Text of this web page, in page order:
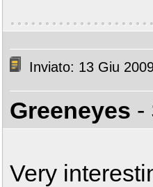
Inviato: 13 Giu
Greeneyes -
Very